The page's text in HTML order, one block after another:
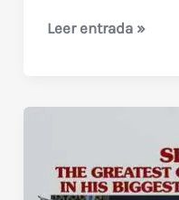
Los
de
Leer entrada »